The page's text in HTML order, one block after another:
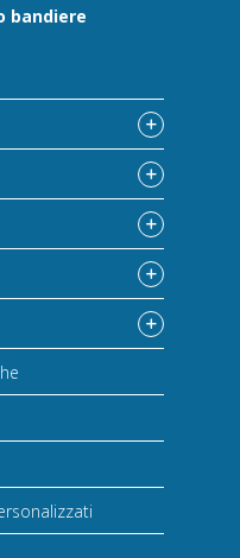
bandiere